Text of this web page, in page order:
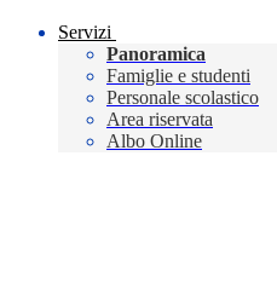
Servizi
Panoramica
Famiglie e studenti
Personale scolastico
Area riservata
Albo Online